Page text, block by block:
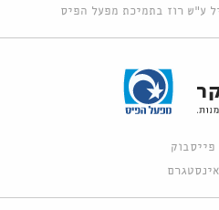
ע"ש רוז בתמיכת מפעל הפיס
פייסבוק
אינסטגרם